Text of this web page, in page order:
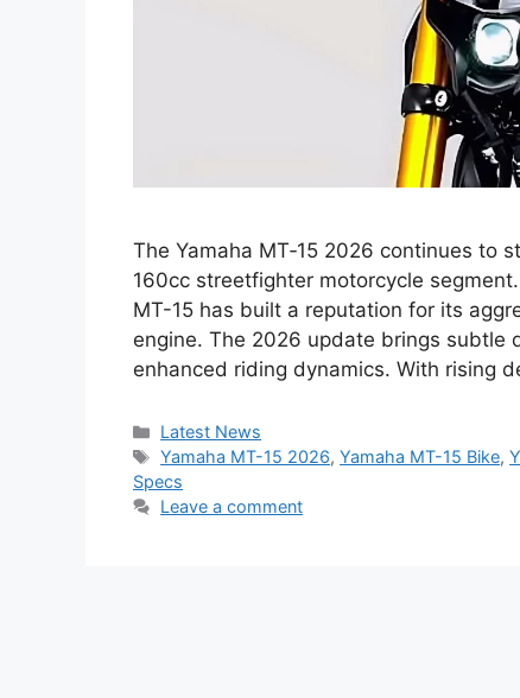
The Yamaha MT‑15 2026 continues to
160cc streetfighter motorcycle
MT-15 has built a reputation for its
engine. The 2026 update brings subtle
enhanced riding dynamics. With rising
Categories
Latest News
Tags
Yamaha MT-15 2026,Yamaha MT-15 Bike,
Specs
Leave a comment